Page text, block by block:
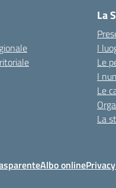
La
I
Le
I
Le
La
Albo online